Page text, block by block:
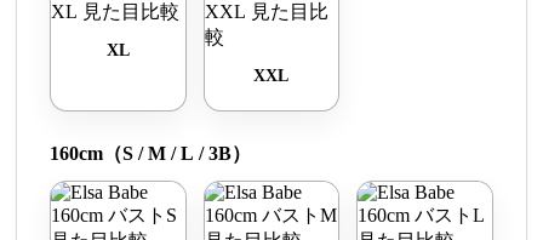
XL
XXL
160cm（S / M / L / 3B）